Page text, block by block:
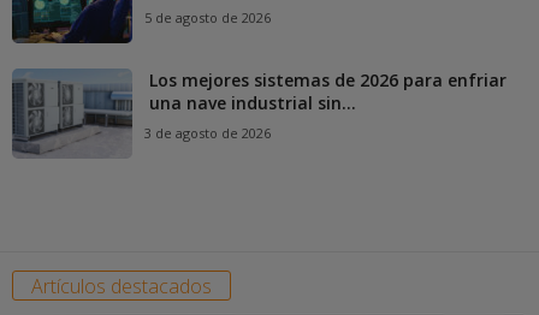
5 de agosto de 2026
Los mejores sistemas de 2026 para enfriar
una nave industrial sin...
3 de agosto de 2026
Artículos destacados